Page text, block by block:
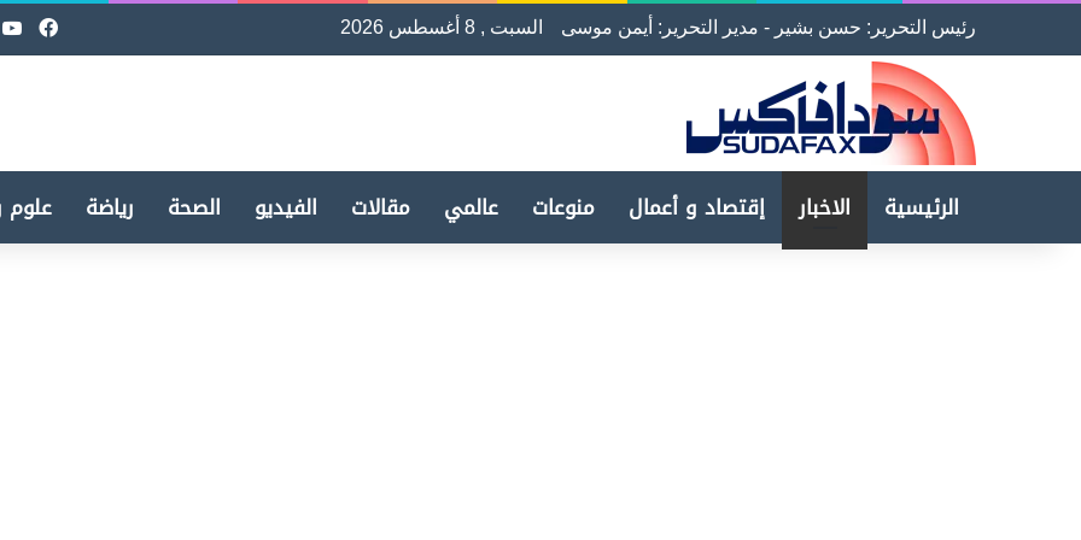
رئيس التحرير: حسن بشير - مدير التحرير: أيمن موسى السبت , 8 أغسطس 2026
الرئيسية الاخبار إقتصاد و أعمال منوعات عالمي مقالات الفيديو الصحة رياضة علوم